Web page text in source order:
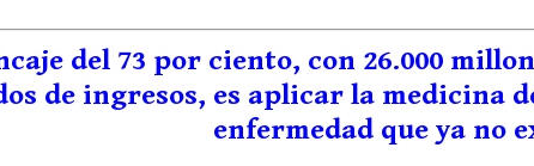
del 73 por ciento, con 26.000
de ingresos, es aplicar la medicina
enfermedad que ya no